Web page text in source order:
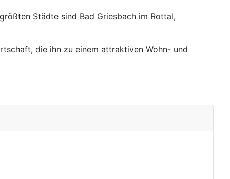
Städte sind Bad Griesbach im Rottal,
die ihn zu einem attraktiven Wohn- und